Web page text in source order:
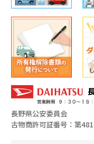
長野県公安委員会
古物商許可証番号：第